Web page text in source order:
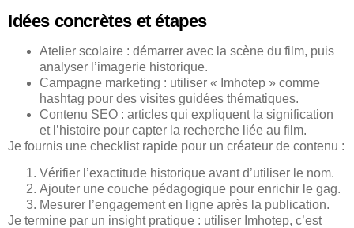
Idées concrètes et étapes
Atelier scolaire : démarrer avec la scène du film, puis
analyser l’imagerie historique.
Campagne marketing : utiliser « Imhotep » comme
hashtag pour des visites guidées thématiques.
Contenu SEO : articles qui expliquent la signification
et l’histoire pour capter la recherche liée au film.
Je fournis une checklist rapide pour un créateur de contenu :
Vérifier l’exactitude historique avant d’utiliser le nom.
Ajouter une couche pédagogique pour enrichir le gag.
Mesurer l’engagement en ligne après la publication.
Je termine par un insight pratique : utiliser Imhotep, c’est